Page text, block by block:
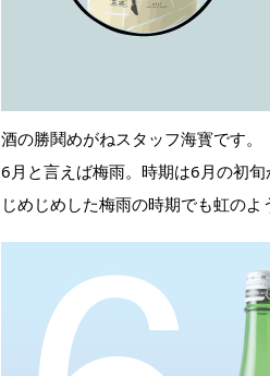
酒の勝鬨めがねスタッフ海寳です。
6月と言えば梅雨。時期は6月の初旬
じめじめした梅雨の時期でも虹の